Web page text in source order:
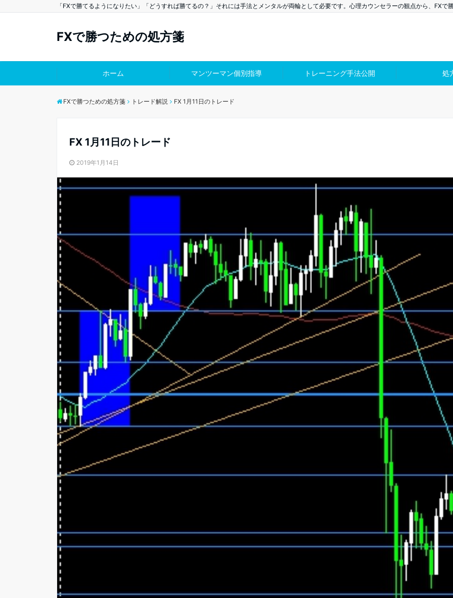
「FXで勝てるようになりたい」「どうすれば勝てるの？」それには手法とメンタルが両輪として必要です。心理カウンセラーの観点から、FXで
FXで勝つための処方箋
ホーム マンツーマン個別指導 トレーニング手法公開 処
FXで勝つための処方箋 トレード解説 FX 1月11日のトレード
FX 1月11日のトレード
2019年1月14日